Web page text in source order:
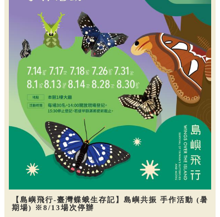
【島嶼飛行-臺灣蝶蛾生存記】島嶼共振 手作活動 (暑
期場) ※8/13場次停辦